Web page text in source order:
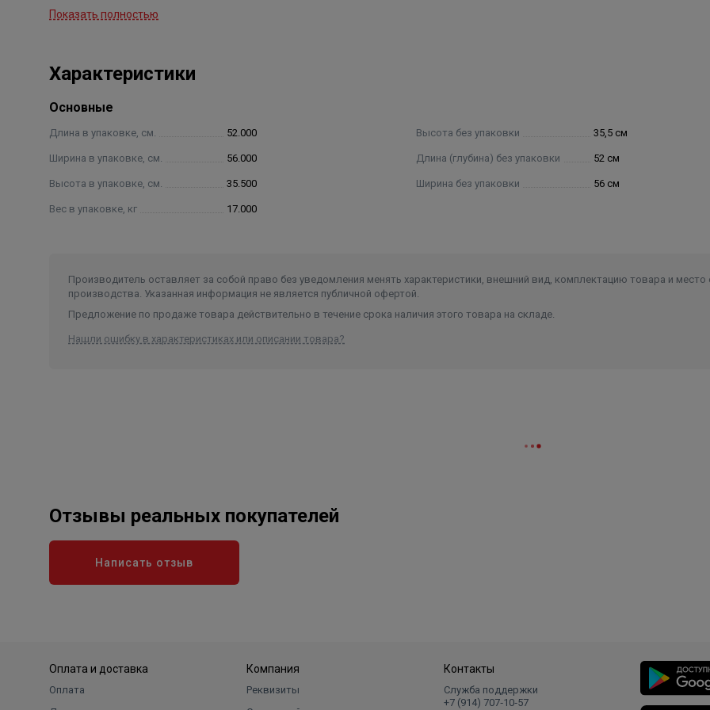
Сам бак изготовлен из нержавеющей стали толщиной 1 мм. Внешняя отделка выполнена в виде кожуха
Сверху бак закрывается металлической крышкой с удобной ручкой. Крышка позволяет обслуживать бак или
Подключение обливного устройства производится к трубе диаметром ½ дюйма.
Время наполнения бака зависит от величины давления в подающей системе и составляет в среднем 4-5 минут.
Гарантия 1 год.
Показать полностью
Характеристики
Основные
Длина в упаковке, см. 52.000
Ширина в упаковке, см. 56.000
Высота в упаковке, см. 35.500
Вес в упаковке, кг 17.000
Высота без упаковки 35,5 см
Длина (глубина) без упаковки 52 см
Ширина без упаковки 56 см
Производитель оставляет за собой право без уведомления менять характеристики, внешний вид, комплектацию товара и место
производства. Указанная информация не является публичной офертой.
Предложение по продаже товара действительно в течение срока наличия этого товара на складе.
Нашли ошибку в характеристиках или описании товара?
Отзывы реальных покупателей
Написать отзыв
Оплата и доставка
Оплата
Компания
Реквизиты
Контакты
Служба поддержки
+7 (914) 707‑10‑57